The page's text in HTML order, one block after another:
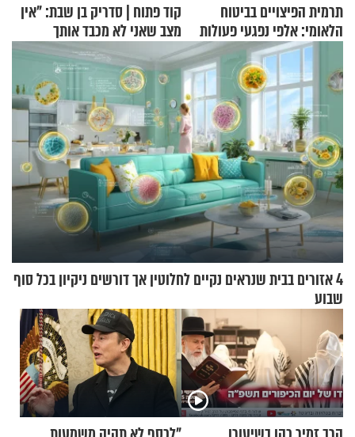
תרמית הפיצויים בביטוח
הלאומי: אלפי נפגעי פעולות
איבה קיבלו כספים במירמה
קוד פתוח | סדריק בן שבת: "אין
מצב שאני לא מכבד אותך
בבוקר בהנחת תפילין"
4 אזורים בבית שנראים נקיים לחלוטין אך דורשים ניקיון בכל סוף
שבוע